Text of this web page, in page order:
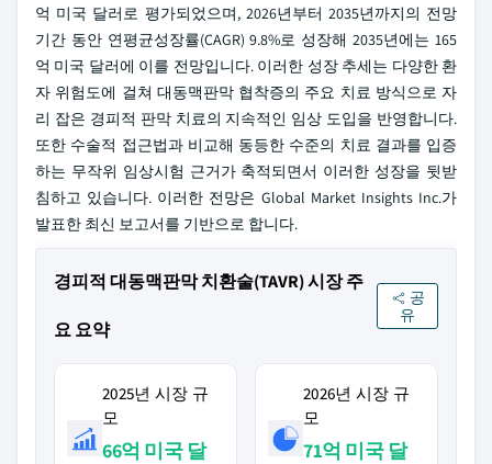
억 미국 달러로 평가되었으며, 2026년부터 2035년까지의 전망
기간 동안 연평균성장률(CAGR) 9.8%로 성장해 2035년에는 165
억 미국 달러에 이를 전망입니다. 이러한 성장 추세는 다양한 환
자 위험도에 걸쳐 대동맥판막 협착증의 주요 치료 방식으로 자
리 잡은 경피적 판막 치료의 지속적인 임상 도입을 반영합니다.
또한 수술적 접근법과 비교해 동등한 수준의 치료 결과를 입증
하는 무작위 임상시험 근거가 축적되면서 이러한 성장을 뒷받
침하고 있습니다. 이러한 전망은 Global Market Insights Inc.가
발표한 최신 보고서를 기반으로 합니다.
경피적 대동맥판막 치환술(TAVR) 시장 주
요 요약
공
유
2025년 시장 규
모
66억 미국 달
2026년 시장 규
모
71억 미국 달